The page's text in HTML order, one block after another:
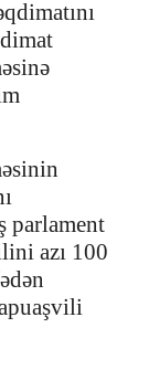
parlament
azı 100